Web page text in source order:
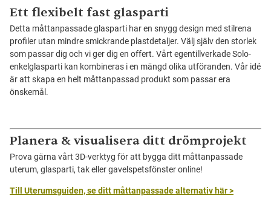
Ett flexibelt fast glasparti
Detta måttanpassade glasparti har en snygg design med stilrena
profiler utan mindre smickrande plastdetaljer. Välj själv den storlek
som passar dig och vi ger dig en offert. Vårt egentillverkade Solo-
enkelglasparti kan kombineras i en mängd olika utföranden. Vår idé
är att skapa en helt måttanpassad produkt som passar era
önskemål.
Planera & visualisera ditt drömprojekt
Prova gärna vårt 3D-verktyg för att bygga ditt måttanpassade
uterum, glasparti, tak eller gavelspetsfönster online!
Till Uterumsguiden, se ditt måttanpassade alternativ här >